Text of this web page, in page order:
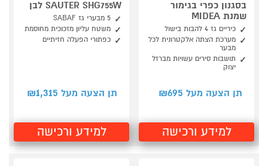
בסגנון כפרי בגימור
שמנת MIDEA
כיריים גז 4 להבות בישול
מערכת הצתה אלקטרונית לכל
מבער
תושבות סירים עשויות מברזל
יצוק
תן הצעה מעל ₪ 695
למידע ורכישה
SAUTER SHG755W לבן
5 מבערי גז SABAF
משטח עליון מזכוכית מחוסמת
כפתורי הפעלה חזיתיים
תן הצעה מעל ₪ 1,315
למידע ורכישה